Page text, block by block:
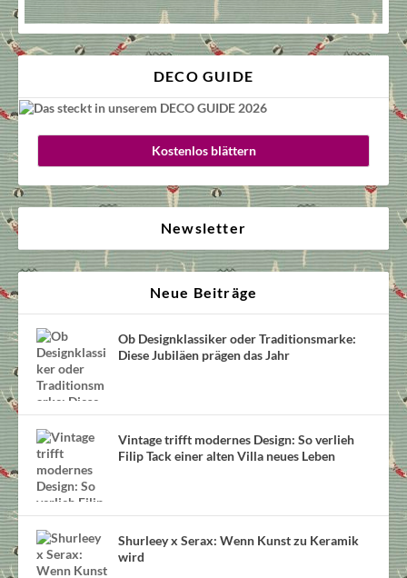
DECO GUIDE
Kostenlos blättern
Newsletter
Neue Beiträge
Ob Designklassiker oder Traditionsmarke:
Diese Jubiläen prägen das Jahr
Vintage trifft modernes Design: So verlieh
Filip Tack einer alten Villa neues Leben
Shurleey x Serax: Wenn Kunst zu Keramik
wird